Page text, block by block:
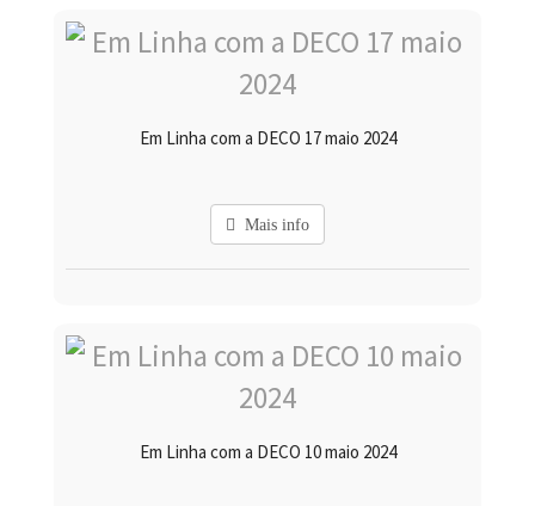
Em Linha com a DECO 17 maio 2024
Mais info
Em Linha com a DECO 10 maio 2024